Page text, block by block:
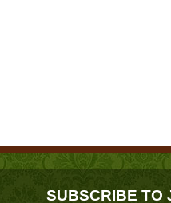
SUBSCRIBE TO